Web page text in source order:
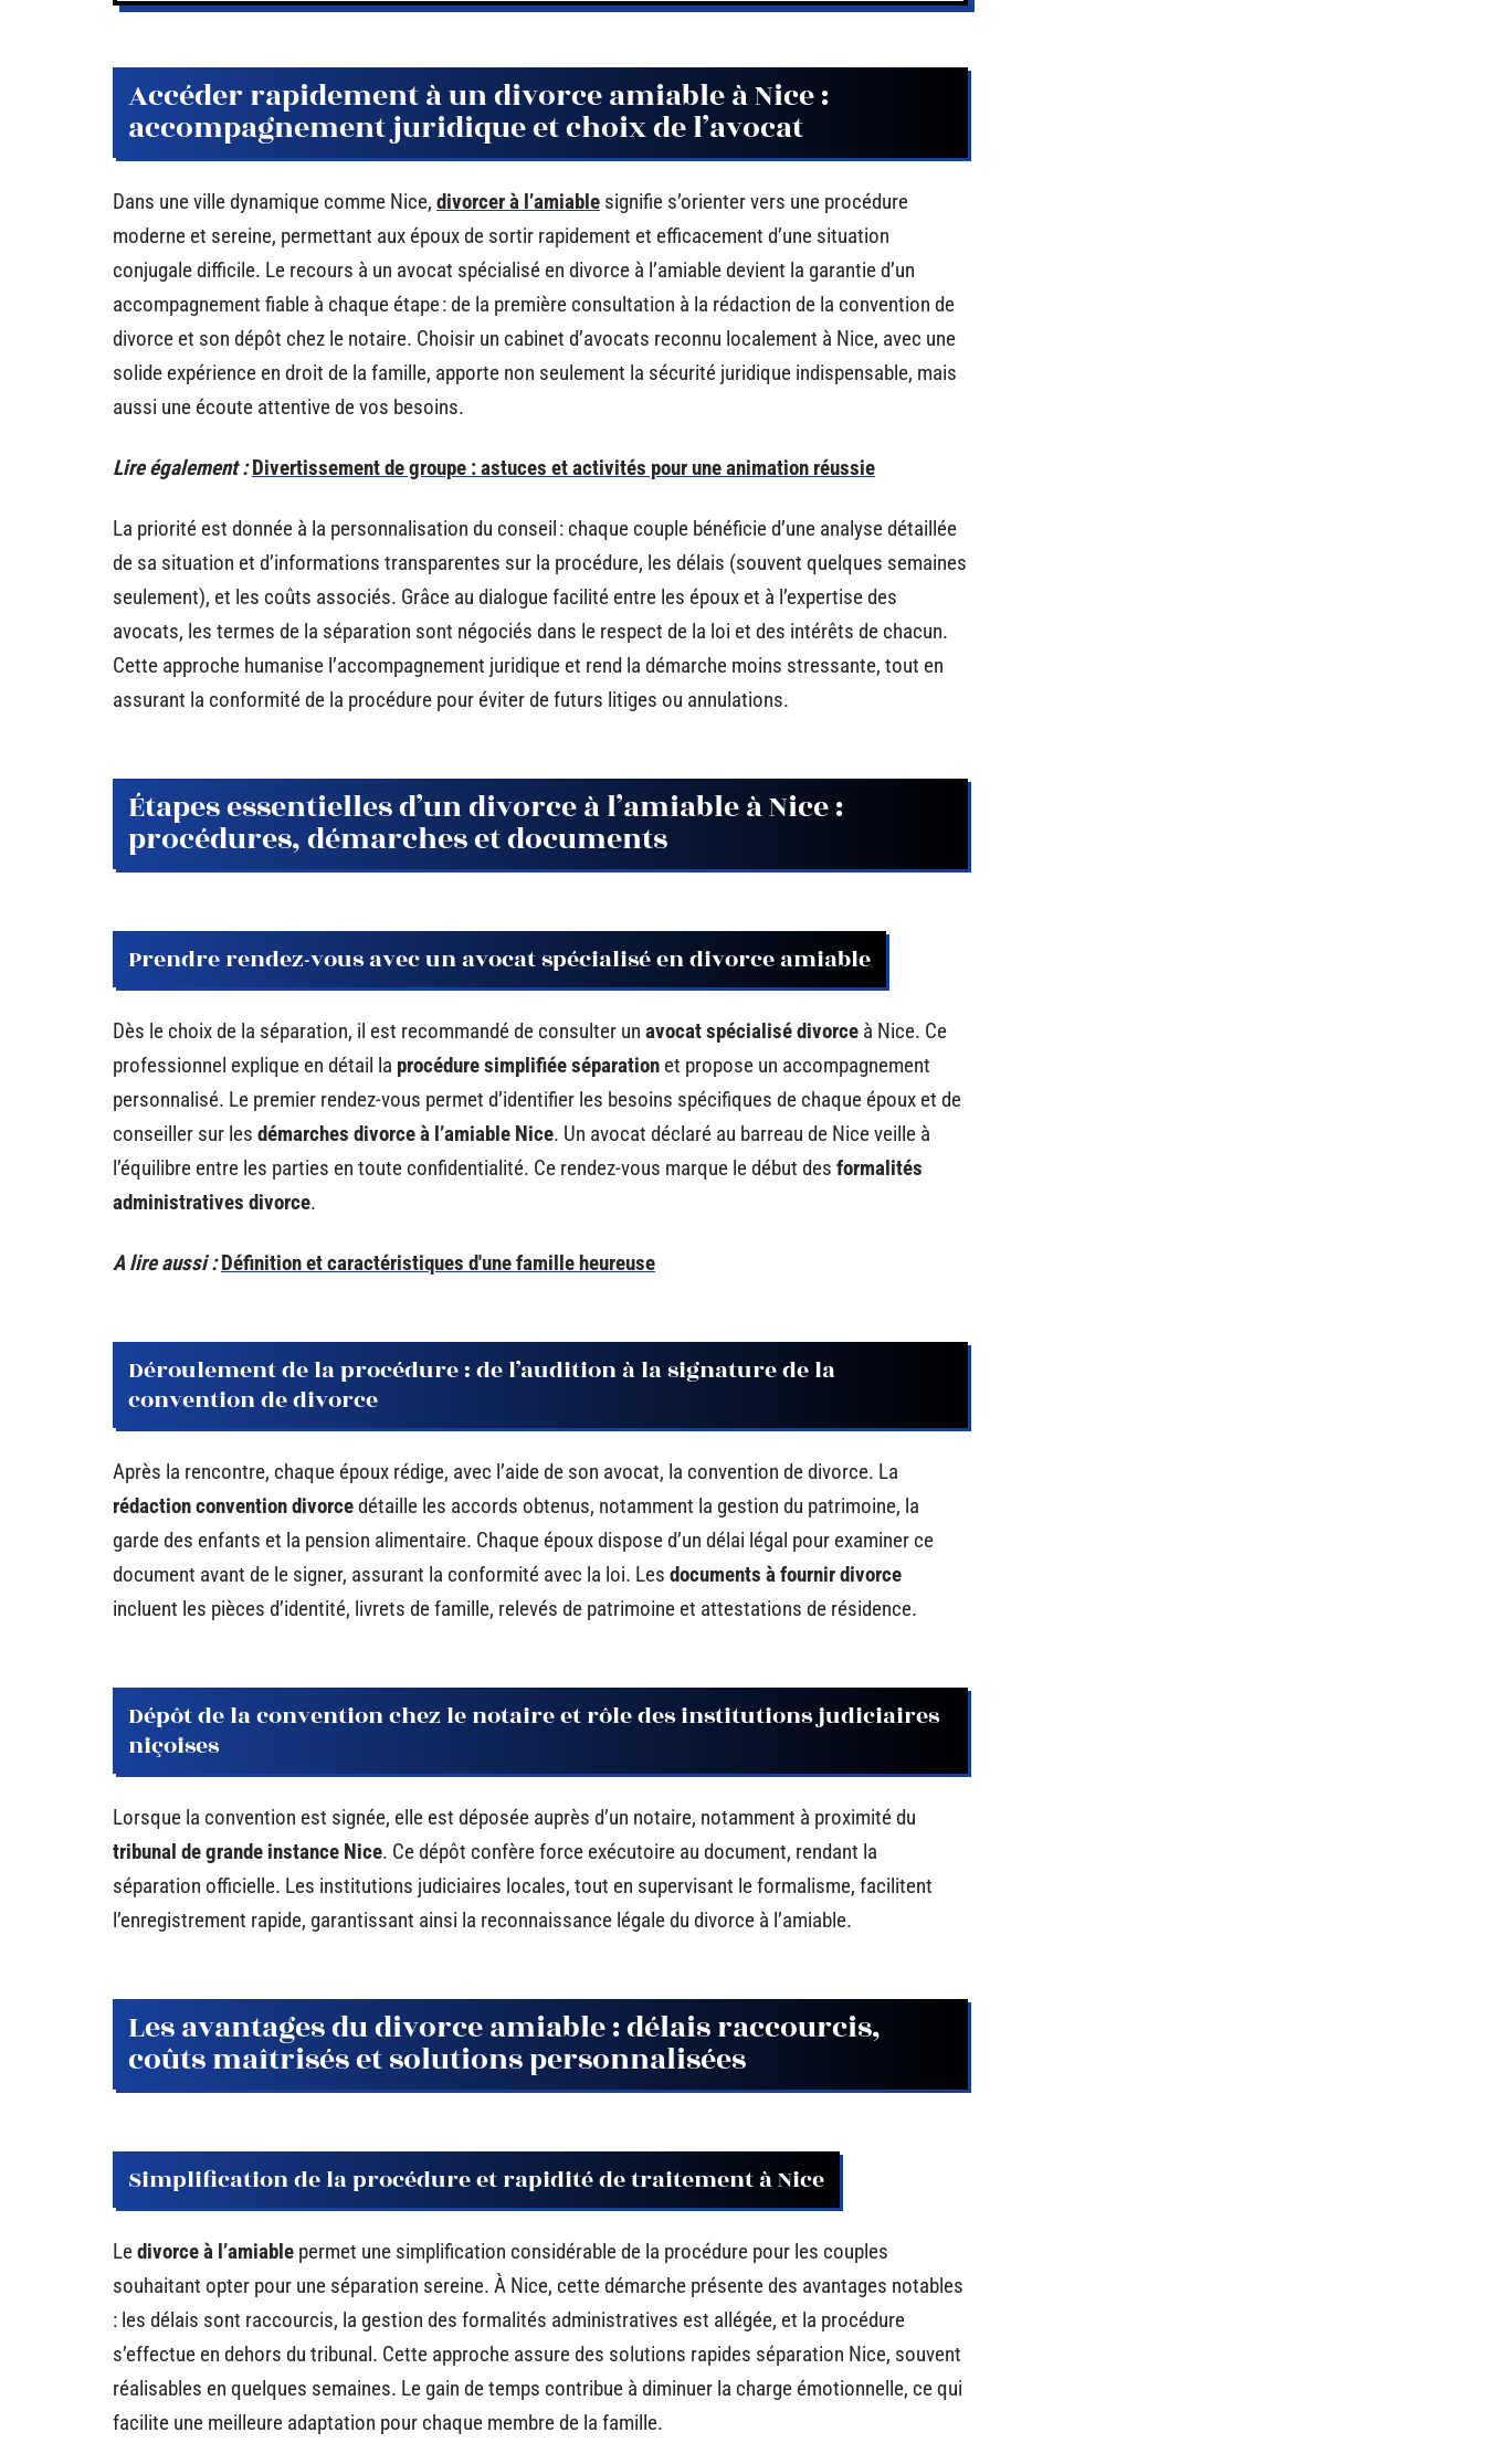
Accéder rapidement à un divorce amiable à Nice :
accompagnement juridique et choix de l’avocat
Dans une ville dynamique comme Nice, divorcer à l’amiable signifie s’orienter vers une procédure
moderne et sereine, permettant aux époux de sortir rapidement et efficacement d’une situation
conjugale difficile. Le recours à un avocat spécialisé en divorce à l’amiable devient la garantie d’un
accompagnement fiable à chaque étape : de la première consultation à la rédaction de la convention de
divorce et son dépôt chez le notaire. Choisir un cabinet d’avocats reconnu localement à Nice, avec une
solide expérience en droit de la famille, apporte non seulement la sécurité juridique indispensable, mais
aussi une écoute attentive de vos besoins.
Lire également : Divertissement de groupe : astuces et activités pour une animation réussie
La priorité est donnée à la personnalisation du conseil : chaque couple bénéficie d’une analyse détaillée
de sa situation et d’informations transparentes sur la procédure, les délais (souvent quelques semaines
seulement), et les coûts associés. Grâce au dialogue facilité entre les époux et à l’expertise des
avocats, les termes de la séparation sont négociés dans le respect de la loi et des intérêts de chacun.
Cette approche humanise l’accompagnement juridique et rend la démarche moins stressante, tout en
assurant la conformité de la procédure pour éviter de futurs litiges ou annulations.
Étapes essentielles d’un divorce à l’amiable à Nice :
procédures, démarches et documents
Prendre rendez-vous avec un avocat spécialisé en divorce amiable
Dès le choix de la séparation, il est recommandé de consulter un avocat spécialisé divorce à Nice. Ce
professionnel explique en détail la procédure simplifiée séparation et propose un accompagnement
personnalisé. Le premier rendez-vous permet d’identifier les besoins spécifiques de chaque époux et de
conseiller sur les démarches divorce à l’amiable Nice. Un avocat déclaré au barreau de Nice veille à
l’équilibre entre les parties en toute confidentialité. Ce rendez-vous marque le début des formalités
administratives divorce.
A lire aussi : Définition et caractéristiques d'une famille heureuse
Déroulement de la procédure : de l’audition à la signature de la
convention de divorce
Après la rencontre, chaque époux rédige, avec l’aide de son avocat, la convention de divorce. La
rédaction convention divorcedétaille les accords obtenus, notamment la gestion du patrimoine, la
garde des enfants et la pension alimentaire. Chaque époux dispose d’un délai légal pour examiner ce
document avant de le signer, assurant la conformité avec la loi. Les documents à fournir divorce
incluent les pièces d’identité, livrets de famille, relevés de patrimoine et attestations de résidence.
Dépôt de la convention chez le notaire et rôle des institutions judiciaires
niçoises
Lorsque la convention est signée, elle est déposée auprès d’un notaire, notamment à proximité du
tribunal de grande instance Nice. Ce dépôt confère force exécutoire au document, rendant la
séparation officielle. Les institutions judiciaires locales, tout en supervisant le formalisme, facilitent
l’enregistrement rapide, garantissant ainsi la reconnaissance légale du divorce à l’amiable.
Les avantages du divorce amiable : délais raccourcis,
coûts maîtrisés et solutions personnalisées
Simplification de la procédure et rapidité de traitement à Nice
Ledivorce à l’amiable permet une simplification considérable de la procédure pour les couples
souhaitant opter pour une séparation sereine. À Nice, cette démarche présente des avantages notables
: les délais sont raccourcis, la gestion des formalités administratives est allégée, et la procédure
s’effectue en dehors du tribunal. Cette approche assure des solutions rapides séparation Nice, souvent
réalisables en quelques semaines. Le gain de temps contribue à diminuer la charge émotionnelle, ce qui
facilite une meilleure adaptation pour chaque membre de la famille.